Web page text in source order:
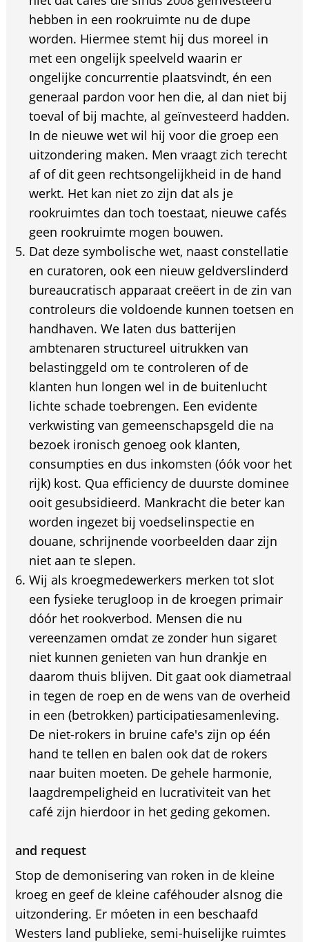
hebben in een rookruimte nu de dupe
worden. Hiermee stemt hij dus moreel in
met een ongelijk speelveld waarin er
ongelijke concurrentie plaatsvindt, én een
generaal pardon voor hen die, al dan niet bij
toeval of bij machte, al geïnvesteerd hadden.
In de nieuwe wet wil hij voor die groep een
uitzondering maken. Men vraagt zich terecht
af of dit geen rechtsongelijkheid in de hand
werkt. Het kan niet zo zijn dat als je
rookruimtes dan toch toestaat, nieuwe cafés
geen rookruimte mogen bouwen.
Dat deze symbolische wet, naast constellatie
en curatoren, ook een nieuw geldverslinderd
bureaucratisch apparaat creëert in de zin van
controleurs die voldoende kunnen toetsen en
handhaven. We laten dus batterijen
ambtenaren structureel uitrukken van
belastinggeld om te controleren of de
klanten hun longen wel in de buitenlucht
lichte schade toebrengen. Een evidente
verkwisting van gemeenschapsgeld die na
bezoek ironisch genoeg ook klanten,
consumpties en dus inkomsten (óók voor het
rijk) kost. Qua efficiency de duurste dominee
ooit gesubsidieerd. Mankracht die beter kan
worden ingezet bij voedselinspectie en
douane, schrijnende voorbeelden daar zijn
niet aan te slepen.
Wij als kroegmedewerkers merken tot slot
een fysieke terugloop in de kroegen primair
dóór het rookverbod. Mensen die nu
vereenzamen omdat ze zonder hun sigaret
niet kunnen genieten van hun drankje en
daarom thuis blijven. Dit gaat ook diametraal
in tegen de roep en de wens van de overheid
in een (betrokken) participatiesamenleving.
De niet-rokers in bruine cafe's zijn op één
hand te tellen en balen ook dat de rokers
naar buiten moeten. De gehele harmonie,
laagdrempeligheid en lucrativiteit van het
café zijn hierdoor in het geding gekomen.
and request
Stop de demonisering van roken in de kleine
kroeg en geef de kleine caféhouder alsnog die
uitzondering. Er móeten in een beschaafd
Westers land publieke, semi-huiselijke ruimtes